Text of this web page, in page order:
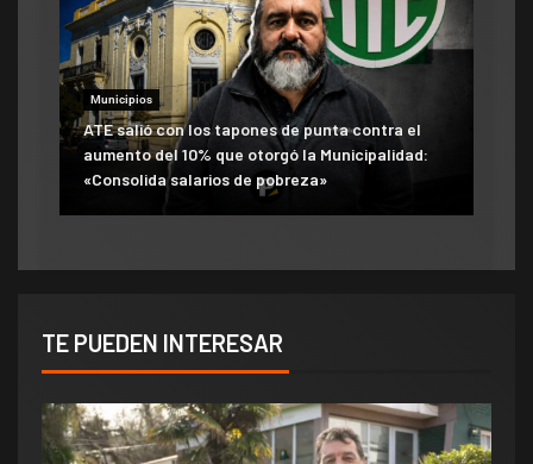
Municipios
ATE salió con los tapones de punta contra el
aumento del 10% que otorgó la Municipalidad:
«Consolida salarios de pobreza»
TE PUEDEN INTERESAR